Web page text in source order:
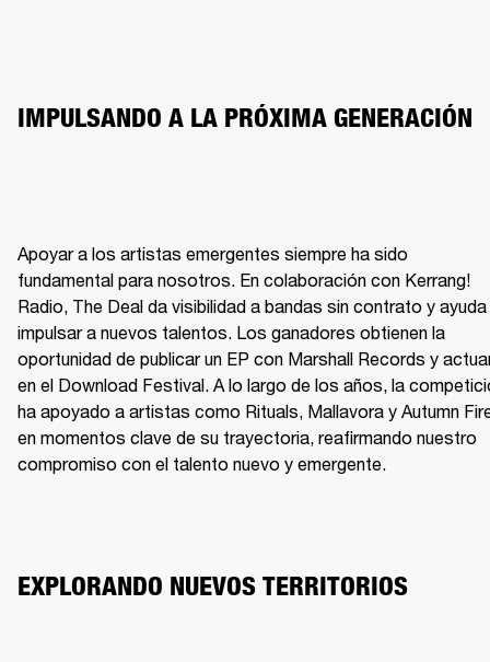
IMPULSANDO A LA PRÓXIMA GENERACIÓN
Apoyar a los artistas emergentes siempre ha sido
fundamental para nosotros. En colaboración con Kerrang!
Radio, The Deal da visibilidad a bandas sin contrato y ayuda
impulsar a nuevos talentos. Los ganadores obtienen la
oportunidad de publicar un EP con Marshall Records y
en el Download Festival. A lo largo de los años, la
ha apoyado a artistas como Rituals, Mallavora y Autumn
en momentos clave de su trayectoria, reafirmando nuestro
compromiso con el talento nuevo y emergente.
EXPLORANDO NUEVOS TERRITORIOS